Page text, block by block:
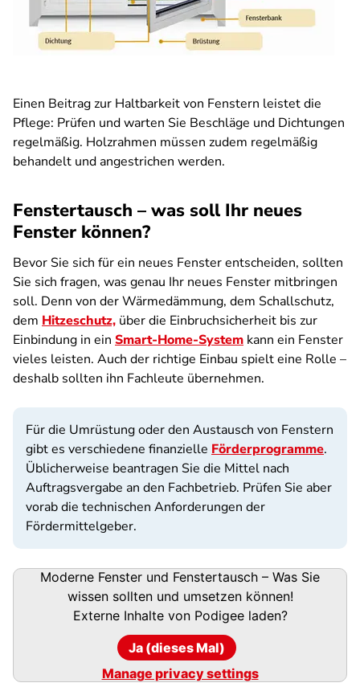
Einen Beitrag zur Haltbarkeit von Fenstern leistet die
Pflege: Prüfen und warten Sie Beschläge und Dichtungen
regelmäßig. Holzrahmen müssen zudem regelmäßig
behandelt und angestrichen werden.
Fenstertausch – was soll Ihr neues
Fenster können?
Bevor Sie sich für ein neues Fenster entscheiden, sollten
Sie sich fragen, was genau Ihr neues Fenster mitbringen
soll. Denn von der Wärmedämmung, dem Schallschutz,
dem Hitzeschutz, über die Einbruchsicherheit bis zur
Einbindung in ein Smart-Home-System kann ein Fenster
vieles leisten. Auch der richtige Einbau spielt eine Rolle –
deshalb sollten ihn Fachleute übernehmen.
Für die Umrüstung oder den Austausch von Fenstern
gibt es verschiedene finanzielle Förderprogramme.
Üblicherweise beantragen Sie die Mittel nach
Auftragsvergabe an den Fachbetrieb. Prüfen Sie aber
vorab die technischen Anforderungen der
Fördermittelgeber.
Podigee-Moderne Fenster und Fenstertausch – Was Sie
wissen sollten und umsetzen können!
Externe Inhalte von Podigeeladen?
Ja (dieses Mal)
Manage privacy settings